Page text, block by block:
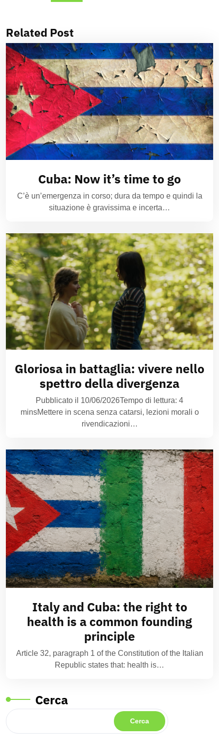
Related Post
Cuba: Now it’s time to go
C’è un’emergenza in corso; dura da tempo e quindi la
situazione è gravissima e incerta…
Gloriosa in battaglia: vivere nello
spettro della divergenza
Pubblicato il 10/06/2026Tempo di lettura: 4
minsMettere in scena senza catarsi, lezioni morali o
rivendicazioni…
Italy and Cuba: the right to
health is a common founding
principle
Article 32, paragraph 1 of the Constitution of the Italian
Republic states that: health is…
Cerca
Cerca